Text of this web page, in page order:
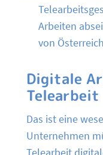
Arbeiten
von
Digitale
Telearbeit
Das ist eine
Unternehmen